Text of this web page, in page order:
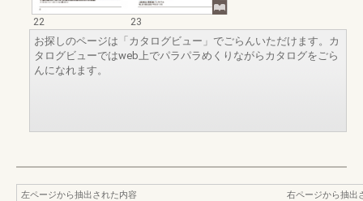
22
23
お探しのページは「カタログビュー」でごらんいただけます。カ
タログビューではweb上でパラパラめくりながらカタログをごら
んになれます。
左ページから抽出された内容
右ページから抽出